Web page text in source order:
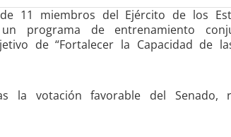
11 miembros del Ejército de los
programa de entrenamiento
de “Fortalecer la Capacidad de
votación favorable del Senado,